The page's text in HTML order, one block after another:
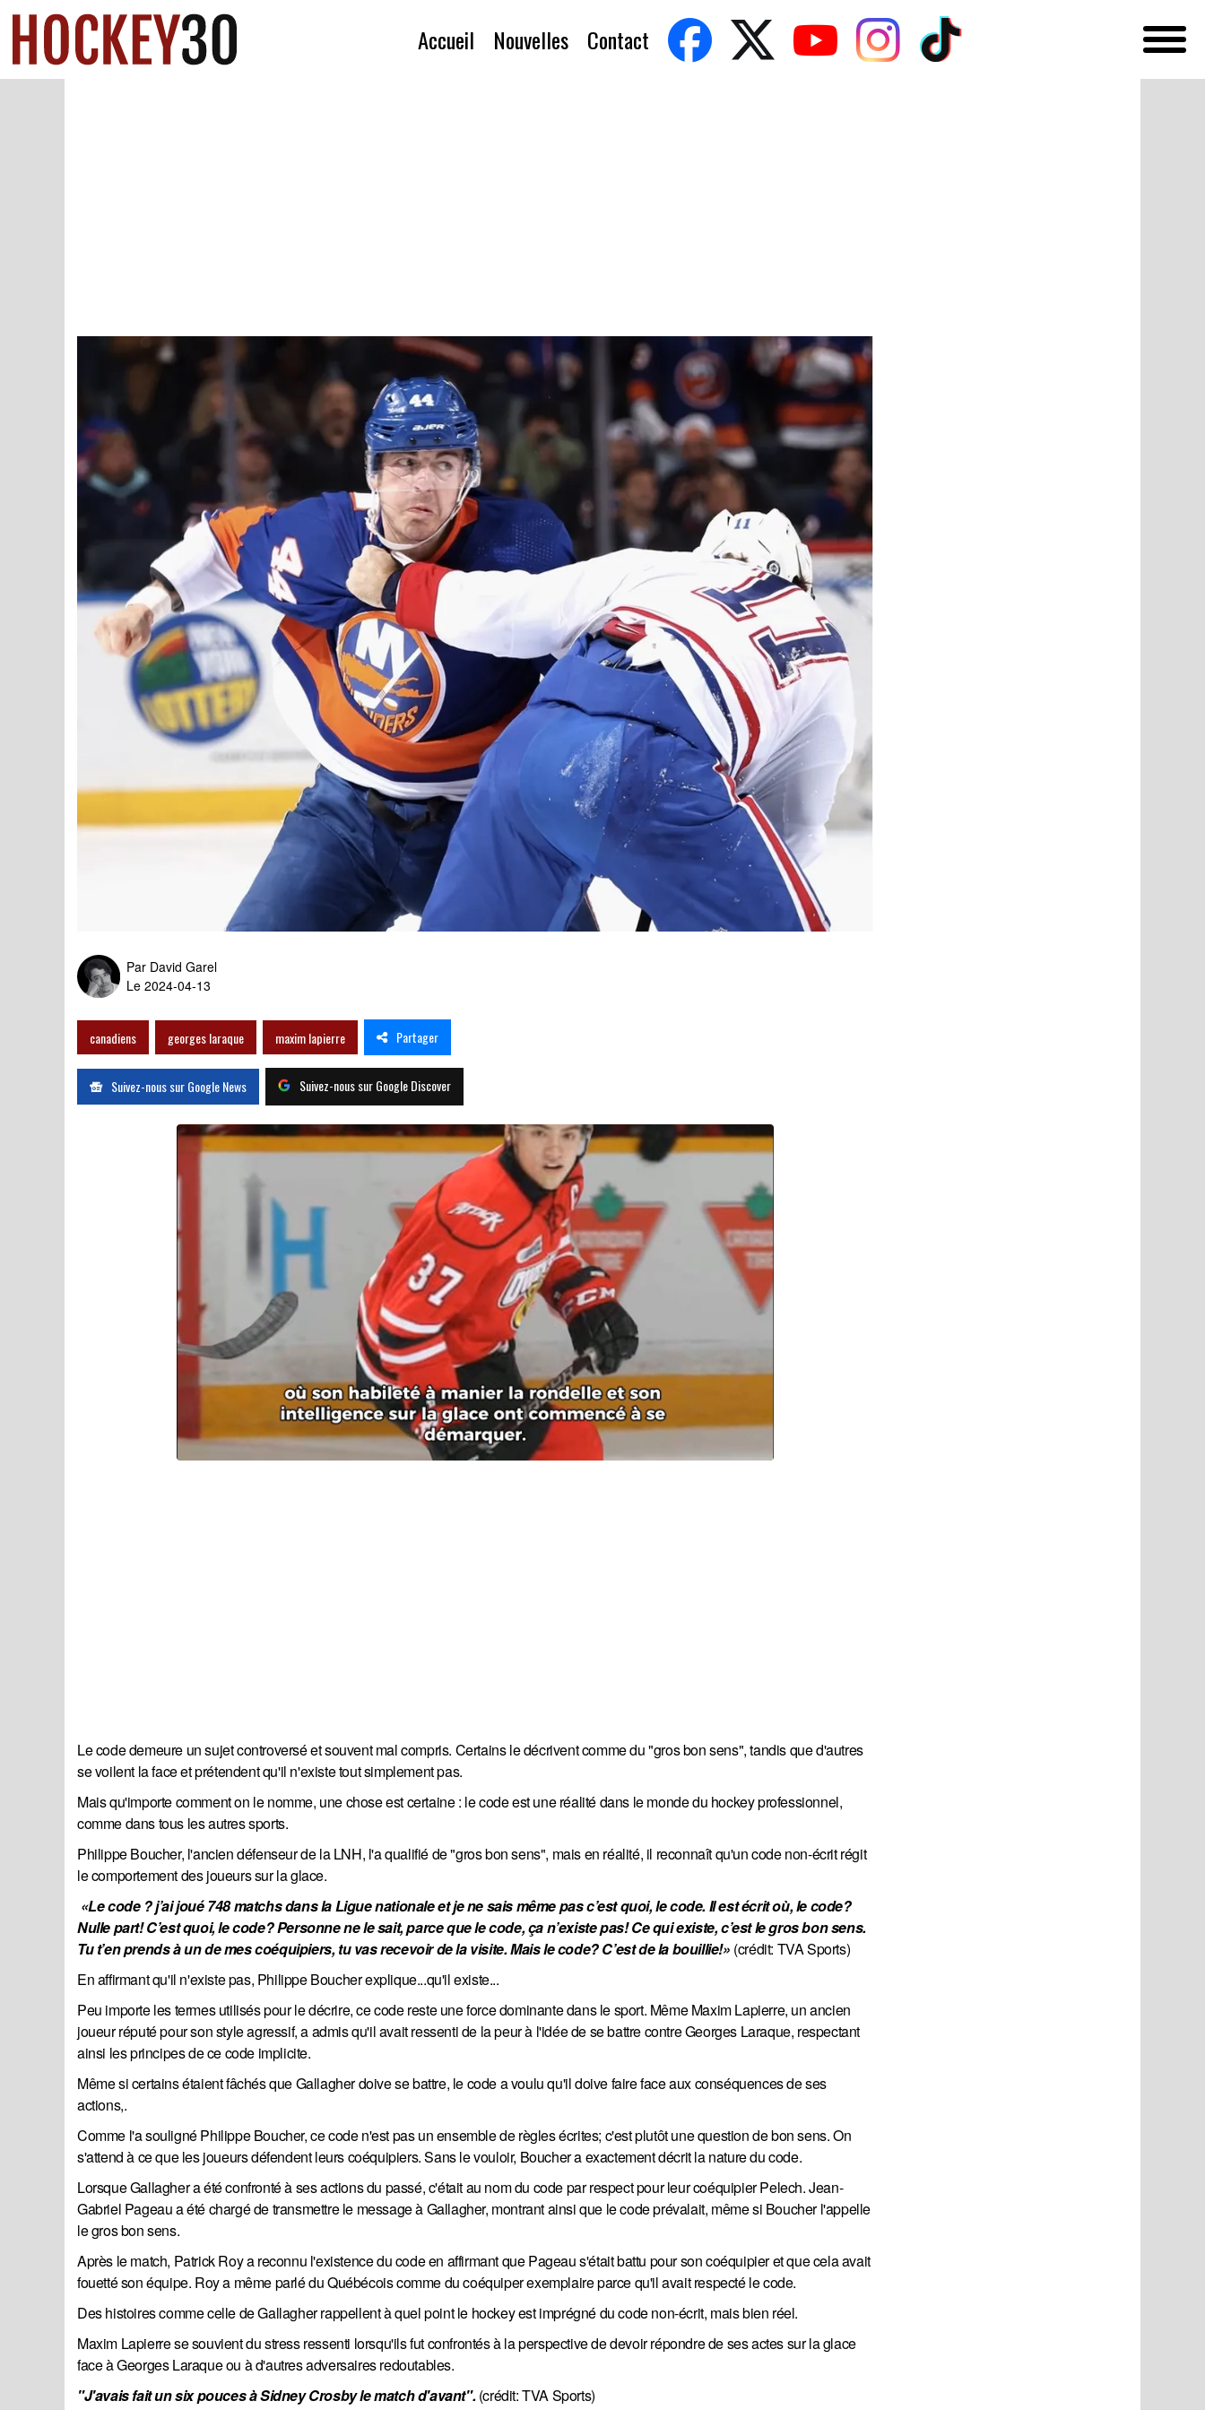
Accueil Nouvelles Contact
Le code existe: Patrick Roy et Maxim Lapierre le prouvent
Par David Garel
Le 2024-04-13
canadiens georges laraque maxim lapierre Partager
Suivez-nous sur Google News Suivez-nous sur Google Discover
Le code demeure un sujet controversé et souvent mal compris. Certains le décrivent comme du "gros bon sens", tandis que d'autres
se voilent la face et prétendent qu'il n'existe tout simplement pas.
Mais qu'importe comment on le nomme, une chose est certaine : le code est une réalité dans le monde du hockey professionnel,
comme dans tous les autres sports.
Philippe Boucher, l'ancien défenseur de la LNH, l'a qualifié de "gros bon sens", mais en réalité, il reconnaît qu'un code non-écrit régit
le comportement des joueurs sur la glace.
«Le code ? j’ai joué 748 matchs dans la Ligue nationale et je ne sais même pas c’est quoi, le code. Il est écrit où, le code?
Nulle part! C’est quoi, le code? Personne ne le sait, parce que le code, ça n’existe pas! Ce qui existe, c’est le gros bon sens.
Tu t’en prends à un de mes coéquipiers, tu vas recevoir de la visite. Mais le code? C’est de la bouillie!» (crédit: TVA Sports)
En affirmant qu'il n'existe pas, Philippe Boucher explique...qu'il existe...
Peu importe les termes utilisés pour le décrire, ce code reste une force dominante dans le sport. Même Maxim Lapierre, un ancien
joueur réputé pour son style agressif, a admis qu'il avait ressenti de la peur à l'idée de se battre contre Georges Laraque, respectant
ainsi les principes de ce code implicite.
Même si certains étaient fâchés que Gallagher doive se battre, le code a voulu qu'il doive faire face aux conséquences de ses
actions,.
Comme l'a souligné Philippe Boucher, ce code n'est pas un ensemble de règles écrites; c'est plutôt une question de bon sens. On
s'attend à ce que les joueurs défendent leurs coéquipiers. Sans le vouloir, Boucher a exactement décrit la nature du code.
Lorsque Gallagher a été confronté à ses actions du passé, c'était au nom du code par respect pour leur coéquipier Pelech. Jean-
Gabriel Pageau a été chargé de transmettre le message à Gallagher, montrant ainsi que le code prévalait, même si Boucher l'appelle
le gros bon sens.
Après le match, Patrick Roy a reconnu l'existence du code en affirmant que Pageau s'était battu pour son coéquipier et que cela avait
fouetté son équipe. Roy a même parlé du Québécois comme du coéquiper exemplaire parce qu'il avait respecté le code.
Des histoires comme celle de Gallagher rappellent à quel point le hockey est imprégné du code non-écrit, mais bien réel.
Maxim Lapierre se souvient du stress ressenti lorsqu'ils fut confrontés à la perspective de devoir répondre de ses actes sur la glace
face à Georges Laraque ou à d'autres adversaires redoutables.
"J'avais fait un six pouces à Sidney Crosby le match d'avant".(crédit: TVA Sports)